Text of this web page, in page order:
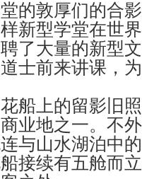
的敦厚们的合
新型学堂在世
了大量的新型
士前来讲课，
船上的留影旧
业地之一。不
与山水湖泊中
接续有五舱而